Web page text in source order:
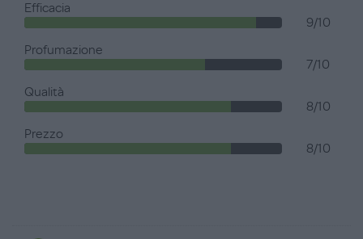
Efficacia
9/10
Profumazione
7/10
Qualità
8/10
Prezzo
8/10